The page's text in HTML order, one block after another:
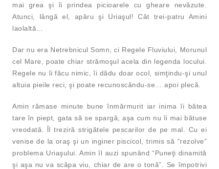
mai grea şi îi prindea picioarele cu gheare nevăzute.
Atunci, lângă el, apăru şi Uriaşul! Cât trei-patru Amini
laolaltă…
Dar nu era Netrebnicul Somn, ci Regele Fluviului, Morunul
cel Mare, poate chiar strămoşul acela din legenda locului.
Regele nu îi făcu nimic, îi dădu doar ocol, simţindu-şi unul
altuia pieile reci, şi poate recunoscându-se… apoi plecă.
Amin rămase minute bune înmărmurit iar inima îi bătea
tare în piept, gata să se spargă, aşa cum nu îi mai bătuse
vreodată. Îl treziră strigătele pescarilor de pe mal. Cu ei
venise de la oraş şi un inginer piscicol, trimis să “rezolve”
problema Uriaşului. Amin îl auzi spunând “Puneţi dinamită
şi aşa nu va scăpa viu, chiar de are o tonă”. Se împotrivi